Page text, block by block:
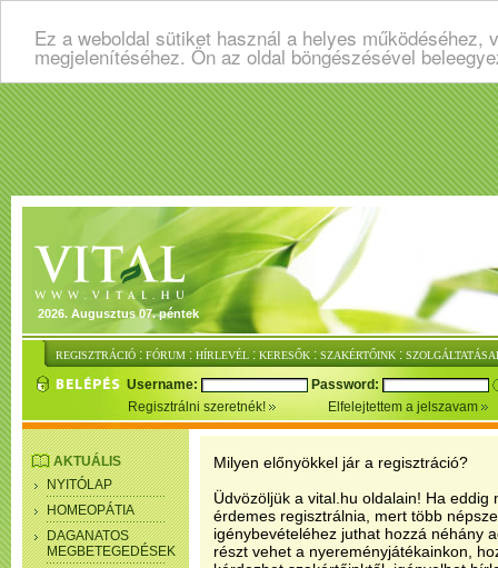
Ez a weboldal sütiket használ a helyes
megjelenítéséhez. Ön az oldal böngészésével
2026. Augusztus 07. péntek
REGISZTRÁCIÓ : FÓRUM : HÍRLEVÉL : KERESŐK : SZAKÉRTŐINK :
Username:
Password:
Regisztrálni szeretnék!
Elfelejtettem a jelszavam
AKTUÁLIS
NYITÓLAP
HOMEOPÁTIA
DAGANATOS
MEGBETEGEDÉSEK
Milyen előnyökkel jár a regisztráció?
Üdvözöljük a vital.hu oldalain! Ha eddig
érdemes regisztrálnia, mert több
igénybevételéhez juthat hozzá néhány
részt vehet a nyereményjátékainkon,